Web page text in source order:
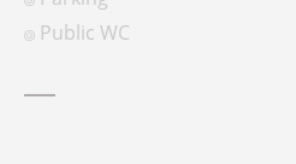
Public WC